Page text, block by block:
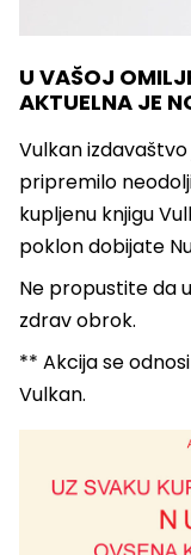
U VAŠOJ
AKTUELNA JE
Vulkan
pripremilo
kupljenu knjigu
poklon dobijate
Ne propustite da
zdrav obrok.
** Akcija se
Vulkan.